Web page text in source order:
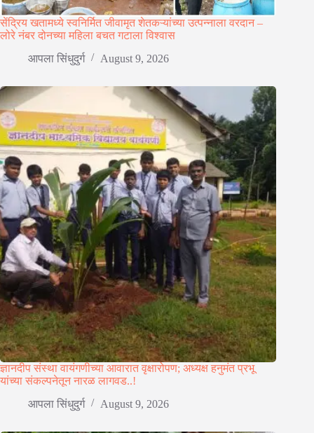
सेंद्रिय खतामध्ये स्वनिर्मित जीवामृत शेतकऱ्यांच्या उत्पन्नाला वरदान –
लोरे नंबर दोनच्या महिला बचत गटाला विश्वास
आपला सिंधुदुर्ग
August 9, 2026
ज्ञानदीप संस्था वायंगणीच्या आवारात वृक्षारोपण; अध्यक्ष हनुमंत प्रभू
यांच्या संकल्पनेतून नारळ लागवड..!
आपला सिंधुदुर्ग
August 9, 2026